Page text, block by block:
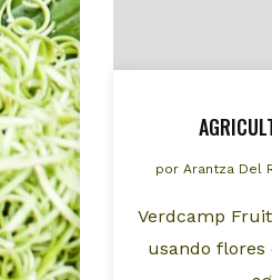
por Arantza Del
Verdcamp
usando flores